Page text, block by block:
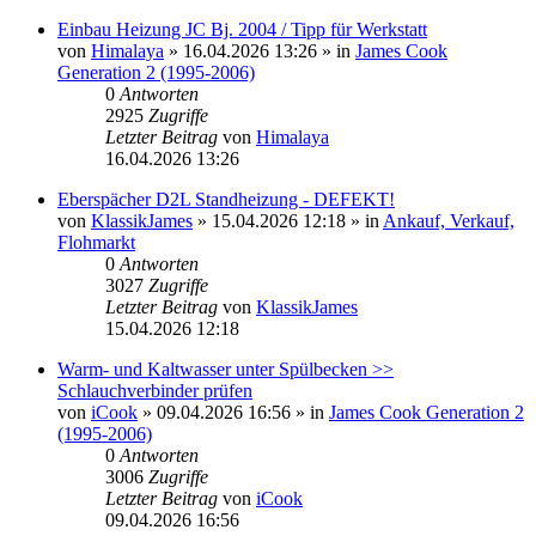
Einbau Heizung JC Bj. 2004 / Tipp für Werkstatt
von Himalaya » 16.04.2026 13:26 » in James Cook
Generation 2 (1995-2006)
0 Antworten
2925 Zugriffe
Letzter Beitrag von Himalaya
16.04.2026 13:26
Eberspächer D2L Standheizung - DEFEKT!
von KlassikJames » 15.04.2026 12:18 » in Ankauf, Verkauf,
Flohmarkt
0 Antworten
3027 Zugriffe
Letzter Beitrag von KlassikJames
15.04.2026 12:18
Warm- und Kaltwasser unter Spülbecken >>
Schlauchverbinder prüfen
von iCook » 09.04.2026 16:56 » in James Cook Generation 2
(1995-2006)
0 Antworten
3006 Zugriffe
Letzter Beitrag von iCook
09.04.2026 16:56